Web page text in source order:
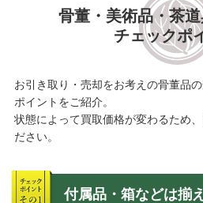
骨董・美術品・茶
チェックポ
お引き取り・売却をお考えの骨董品
ポイントをご紹介。
状態によって買取価格が変わるため
ださい。
付属品・箱などは揃